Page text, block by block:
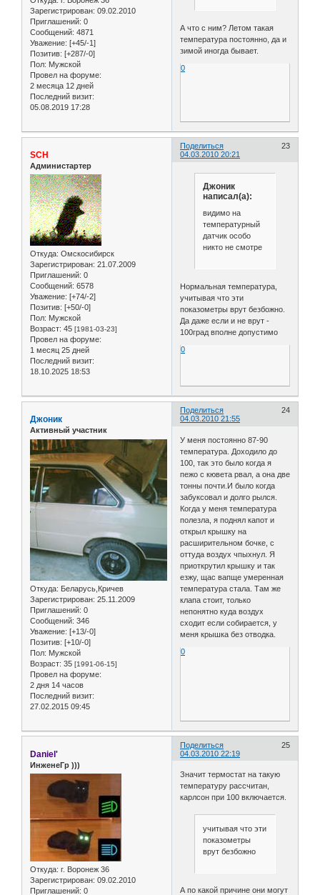
Зарегистрирован: 09.02.2010
Приглашений: 0
Сообщений: 4871
Уважение: [+45/-1]
Позитив: [+287/-0]
Пол: Мужской
Провел на форуме:
2 месяца 12 дней
Последний визит:
05.08.2019 17:28
А что с ним? Летом такая
температура постоянно, да и
зимой иногда бывает.
0
Поделиться
23
04.03.2010 20:21
SCH
Администартер
Откуда: Омскосибирск
Зарегистрирован: 21.07.2009
Приглашений: 0
Сообщений: 6578
Уважение: [+74/-2]
Позитив: [+50/-0]
Пол: Мужской
Возраст: 45 [1981-03-23]
Провел на форуме:
1 месяц 25 дней
Последний визит:
18.10.2025 18:53
Джоник
написал(а):
видимо на
температурный
датчик особо
никто не смотре
Нормальная температура,
учитывая что эти
показометры врут безбожно.
Да даже если и не врут -
100град вполне допустимо
0
Поделиться
24
04.03.2010 21:55
Джоник
Активный участник
Откуда: Беларусь,Кричев
Зарегистрирован: 25.11.2009
Приглашений: 0
Сообщений: 346
Уважение: [+13/-0]
Позитив: [+10/-0]
Пол: Мужской
Возраст: 35 [1991-06-15]
Провел на форуме:
2 дня 14 часов
Последний визит:
27.02.2015 09:45
У меня постоянно 87-90
температура. Доходило до
100, так это было когда я
пежо с кювета рвал, а она две
тонны почти.И было когда
забуксовал и долго рылся.
Когда у меня температура
полезла, я поднял капот и
открыл крышку на
расширительном бочке, с
оттуда воздух чпыхнул. Я
приоткрутил крышку и так
езжу, щас вапще умеренная
температура стала. Там же
клапа стоит, только
непонятно куда воздух
сходит если собирается, у
меня крышка без отводка.
0
Поделиться
25
04.03.2010 22:19
Daniel'
ИнженеГр )))
Откуда: г. Воронеж 36
Зарегистрирован: 09.02.2010
Приглашений: 0
Значит термостат на такую
температуру рассчитан,
карлсон при 100 включается.
учитывая что эти
показометры
врут безбожно
А по какой причине они могут